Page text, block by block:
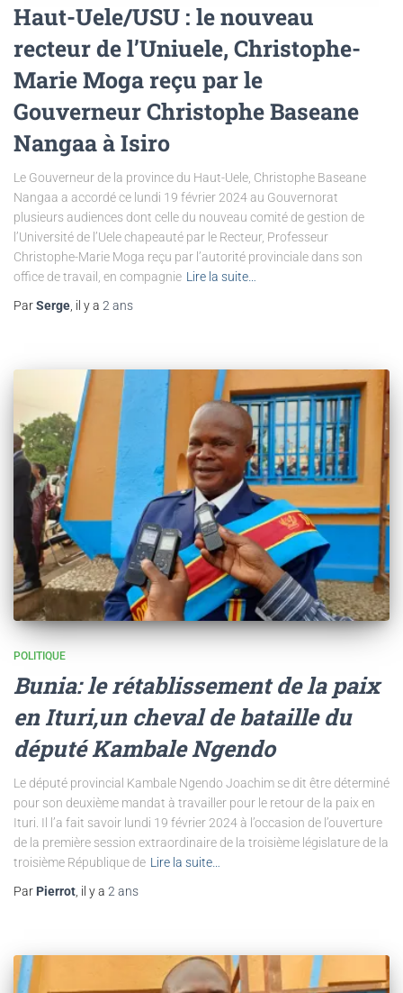
Haut-Uele/USU : le nouveau
recteur de l’Uniuele, Christophe-
Marie Moga reçu par le
Gouverneur Christophe Baseane
Nangaa à Isiro
Le Gouverneur de la province du Haut-Uele, Christophe Baseane
Nangaa a accordé ce lundi 19 février 2024 au Gouvernorat
plusieurs audiences dont celle du nouveau comité de gestion de
l’Université de l’Uele chapeauté par le Recteur, Professeur
Christophe-Marie Moga reçu par l’autorité provinciale dans son
office de travail, en compagnie Lire la suite…
ParSerge, il y a 2 ans
POLITIQUE
Bunia: le rétablissement de la paix
en Ituri,un cheval de bataille du
député Kambale Ngendo
Le député provincial Kambale Ngendo Joachim se dit être déterminé
pour son deuxième mandat à travailler pour le retour de la paix en
Ituri. Il l’a fait savoir lundi 19 février 2024 à l’occasion de l’ouverture
de la première session extraordinaire de la troisième législature de la
troisième République de Lire la suite…
Par Pierrot , il y a 2 ans